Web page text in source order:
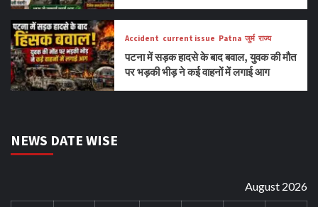
Accident current issue Patna जुर्म राज्य
पटना में सड़क हादसे के बाद बवाल, युवक की मौत
पर भड़की भीड़ ने कई वाहनों में लगाई आग
NEWS DATE WISE
August 2026